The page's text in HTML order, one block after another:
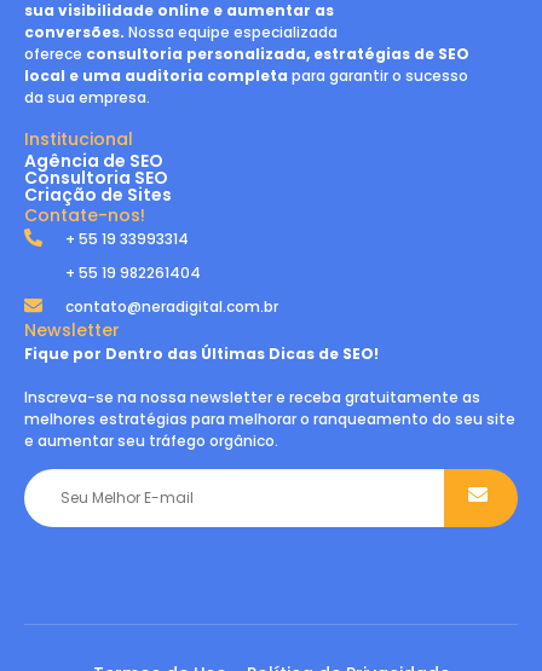
sua visibilidade online e aumentar as
conversões. Nossa equipe especializada
oferece consultoria personalizada, estratégias de SEO
local e uma auditoria completa para garantir o sucesso
da sua empresa.
Institucional
Agência de SEO
Consultoria SEO
Criação de Sites
Contate-nos!
+ 55 19 33993314
+ 55 19 982261404
contato@neradigital.com.br
Newsletter
Fique por Dentro das Últimas Dicas de SEO!
Inscreva-se na nossa newsletter e receba gratuitamente as
melhores estratégias para melhorar o ranqueamento do seu site
e aumentar seu tráfego orgânico.